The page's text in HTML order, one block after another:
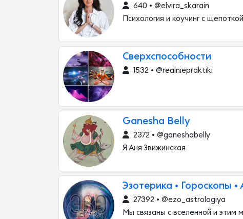
640 • @elvira_skarain
Психология и коучинг с
Сверхспособности
1532 • @realniepraktiki
Ganesha Belly
2372 • @ganeshabelly
Я Аня Звижинская
Эзотерика • Гороскопы •
27392 • @ezo_astrologiya
Мы связаны с вселенной и этим